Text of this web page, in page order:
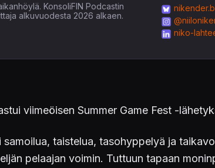
KonsoliFIN Podcastin
alkuvuodesta 2026 alkaen.
niko-
viimeöisen Summer Game Fest -
taistelua, tasohyppelyä ja
pelaajan voimin. Tuttuun tapaan